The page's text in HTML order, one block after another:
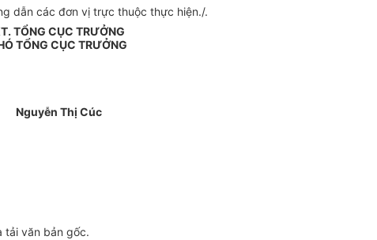
dẫn các đơn vị trực thuộc thực hiện./.
TỔNG CỤC TRƯỞNG
TỔNG CỤC TRƯỞNG
Nguyễn Thị Cúc
tải văn bản gốc.